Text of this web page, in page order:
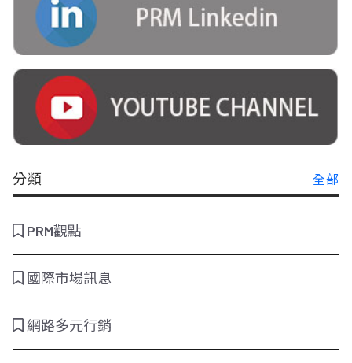
分類 全部
PRM觀點
國際市場訊息
網路多元行銷